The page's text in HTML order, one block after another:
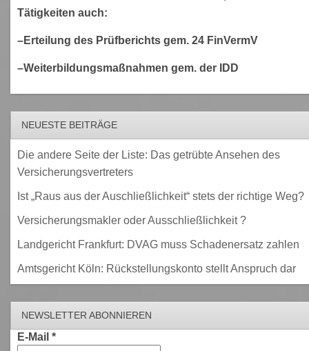
Tätigkeiten auch:
–Erteilung des Prüfberichts gem. 24 FinVermV
–Weiterbildungsmaßnahmen gem. der IDD
NEUESTE BEITRÄGE
Die andere Seite der Liste: Das getrübte Ansehen des
Versicherungsvertreters
Ist „Raus aus der Auschließlichkeit“ stets der richtige Weg?
Versicherungsmakler oder Ausschließlichkeit ?
Landgericht Frankfurt: DVAG muss Schadenersatz zahlen
Amtsgericht Köln: Rückstellungskonto stellt Anspruch dar
NEWSLETTER ABONNIEREN
E-Mail *